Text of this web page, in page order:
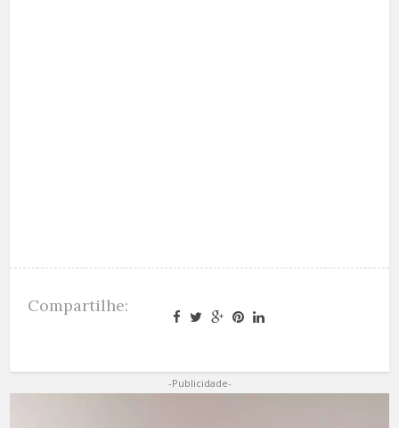
Compartilhe:
-Publicidade-